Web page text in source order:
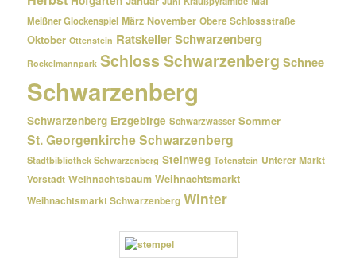
Meißner Glockenspiel März November Obere Schlossstraße
Oktober Ottenstein Ratskeller Schwarzenberg
Rockelmannpark Schloss Schwarzenberg Schnee
Schwarzenberg
Schwarzenberg Erzgebirge Schwarzwasser Sommer
St. Georgenkirche Schwarzenberg
Stadtbibliothek Schwarzenberg Steinweg Totenstein Unterer Markt
Vorstadt Weihnachtsbaum Weihnachtsmarkt
Weihnachtsmarkt Schwarzenberg Winter